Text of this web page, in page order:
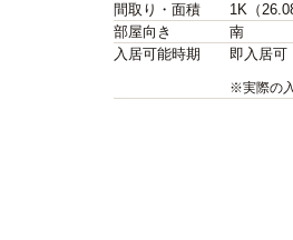
間取り・面積
1K（
部屋向き
南
入居可能時期
即入居可
※実際の